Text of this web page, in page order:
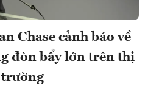
Chase cảnh báo về
đòn bẩy lớn trên thị
trường